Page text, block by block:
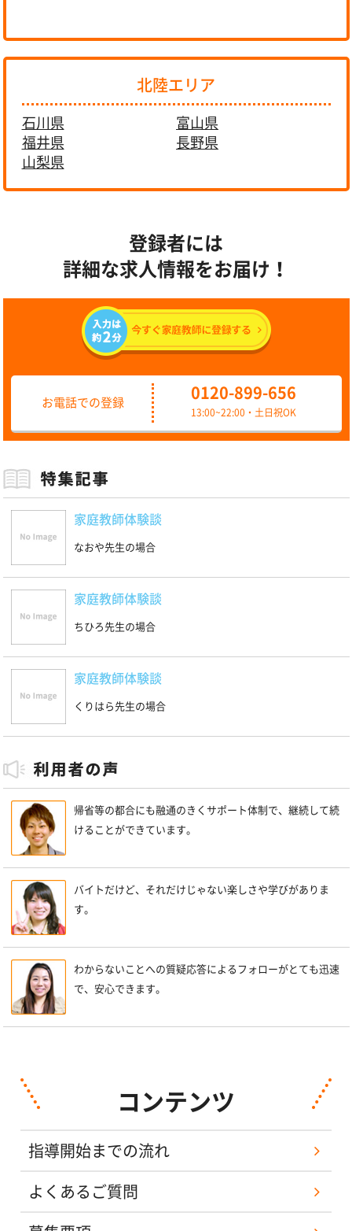
北陸エリア
石川県
富山県
福井県
長野県
山梨県
登録者には
詳細な求人情報をお届け！
お電話での登録
0120-899-656
13:00~22:00・土日祝OK
家庭教師体験談
なおや先生の場合
家庭教師体験談
ちひろ先生の場合
家庭教師体験談
くりはら先生の場合
帰省等の都合にも融通のきくサポート体制で、継続して続
けることができています。
バイトだけど、それだけじゃない楽しさや学びがありま
す。
わからないことへの質疑応答によるフォローがとても迅速
で、安心できます。
コンテンツ
指導開始までの流れ
よくあるご質問